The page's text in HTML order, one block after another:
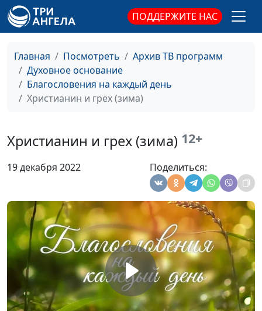
ПОДДЕРЖИТЕ НАС
Главная Посмотреть
Архив ТВ программ
Духовное основание
Благословения на каждый день
Христианин и грех (зима)
Христианин и грех (зима) 12+
19 декабря 2022 Поделиться:
(зима)
священнослужитель
(весна)
священнослужитель
Главные темы
Священного Писания
(осень)
Александр Синицын,
священнослужитель
Священного Писания
священнослужитель
(зима)
Александр Синицын,
#522
Главные темы
Священного Писания
(весна)
Александр Синицын,
священнослужитель
#521
Христианин и грех
(осень)
Александр Синицын,
священнослужитель
#520